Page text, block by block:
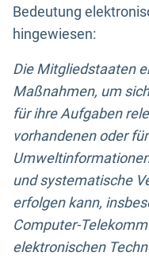
Bedeutung
hingewiesen:
Die Mitgliedstaaten
Maßnahmen, um
für ihre Aufgaben
vorhandenen oder
und systematische
erfolgen kann,
Computer-
elektronischen